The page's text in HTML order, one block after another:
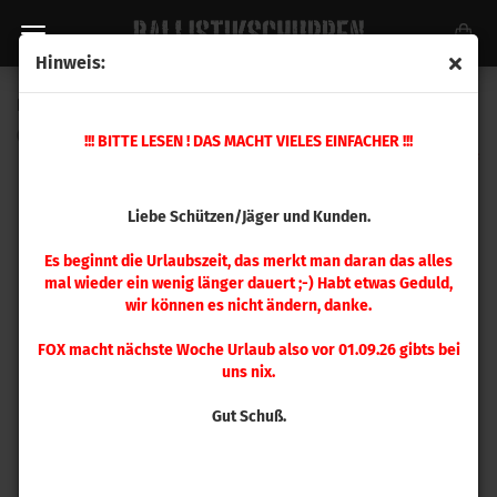
Hinweis:
!!! BITTE LESEN ! DAS MACHT VIELES EINFACHER !!!
Liebe Schützen/Jäger und Kunden.
Es beginnt die Urlaubszeit, das merkt man daran das alles
mal wieder ein wenig länger dauert ;-) Habt etwas Geduld,
wir können es nicht ändern, danke.
FOX macht nächste Woche Urlaub also vor 01.09.26 gibts bei
uns nix.
Gut Schuß.
398735)